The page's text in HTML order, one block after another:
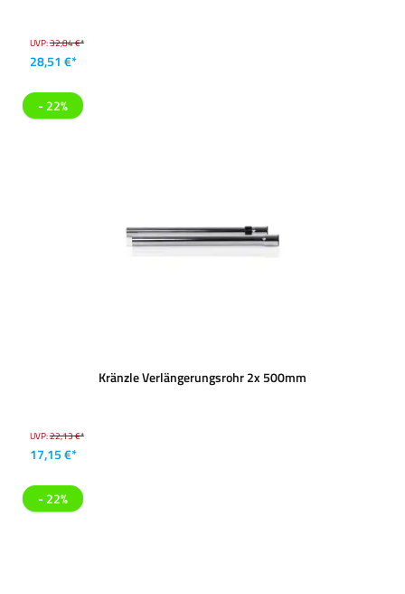
UVP:32,84 €*
28,51 €*
- 22%
Kränzle Verlängerungsrohr 2x 500mm
UVP:22,13 €*
17,15 €*
- 22%